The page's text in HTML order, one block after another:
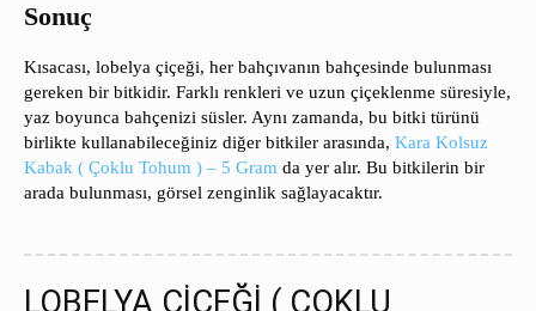
Sonuç
Kısacası, lobelya çiçeği, her bahçıvanın bahçesinde bulunması
gereken bir bitkidir. Farklı renkleri ve uzun çiçeklenme süresiyle,
yaz boyunca bahçenizi süsler. Aynı zamanda, bu bitki türünü
birlikte kullanabileceğiniz diğer bitkiler arasında, Kara Kolsuz
Kabak ( Çoklu Tohum ) – 5 Gram da yer alır. Bu bitkilerin bir
arada bulunması, görsel zenginlik sağlayacaktır.
LOBELYA ÇİÇEĞİ ( ÇOKLU